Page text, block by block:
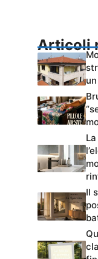
Articoli
Il